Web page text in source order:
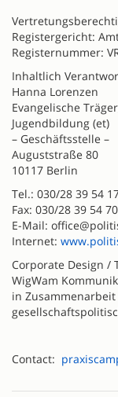
Registergericht:
Registernummer:
Inhaltlich
Hanna Lorenzen
Evangelische
Jugendbildung (et)
– Geschäftsstelle –
Auguststraße 80
10117 Berlin
Tel.: 030/28 39 54
Fax: 030/28 39 54 70
E-Mail:
Internet:
Corporate Design /
WigWam
in
Contact: